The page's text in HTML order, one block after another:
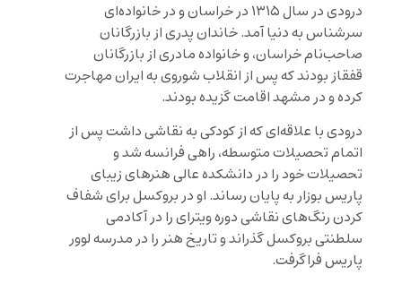
درودی در سال ۱۳۱۵ در خراسان و در خانواده‌ای
سرشناس به دنیا آمد. خاندان پدری از بازرگانان
صاحب‌نام خراسان، و خانواده مادری از بازرگانان
قفقاز بودند که پس از انقلاب شوروی به ایران مهاجرت
کرده و در مشهد اقامت گزیده بودند.
درودی با علاقه‌ای که از کودکی به نقاشی داشت‌ پس از
اتمام تحصیلات متوسطه، راهی فرانسه شد و
تحصیلات خود را در دانشکده عالی هنرهای زیبای
پاریس بوزار به پایان رساند. او در بروکسل برای شفاف
کردن رنگ‌های نقاشی دوره ویترای را در آکادمی
سلطنتی بروکسل گذراند و تاریخ هنر را در مدرسه لوور
پاریس فراگرفت.